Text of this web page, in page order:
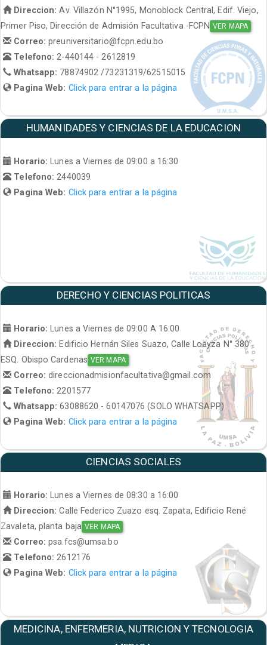
Direccion: Av. Villazón N°1995, Monoblock Central, Edif. Viejo,
Primer Piso, Dirección de Admisión Facultativa -FCPN VER MAPA
Correo:preuniversitario@fcpn.edu.bo
Telefono: 2-440144 - 2612819
Whatsapp: 78874902 /73231319/62515015
Pagina Web: Click para entrar a la página
HUMANIDADES Y CIENCIAS DE LA EDUCACION
Horario: Lunes a Viernes de 09:00 a 16:30
Telefono:2440039
Pagina Web: Click para entrar a la página
DERECHO Y CIENCIAS POLITICAS
Horario:
Lunes a Viernes de 09:00 A 16:00
Direccion: Edificio Hernán Siles Suazo, Calle Loayza N° 380
ESQ. Obispo Cardenas VER MAPA
Correo:direccionadmisionfacultativa@gmail.com
Telefono: 2201577
Whatsapp:63088620 - 60147076 (SOLO WHATSAPP)
Pagina Web: Click para entrar a la página
CIENCIAS SOCIALES
Horario:
Lunes a Viernes de 08:30 a 16:00
Direccion: Calle Federico Zuazo esq. Zapata, Edificio René
Zavaleta, planta baja VER MAPA
Correo:psa.fcs@umsa.bo
Telefono: 2612176
Pagina Web: Click para entrar a la página
MEDICINA, ENFERMERIA, NUTRICION Y TECNOLOGIA